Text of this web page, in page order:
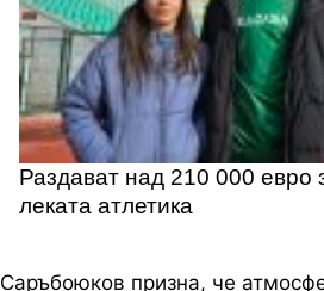
Раздават над 210 000 евро
леката атлетика
Саръбоюков призна, че